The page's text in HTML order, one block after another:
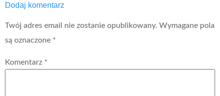
Dodaj komentarz
Twój adres email nie zostanie opublikowany. Wymagane pola
są oznaczone *
Komentarz *